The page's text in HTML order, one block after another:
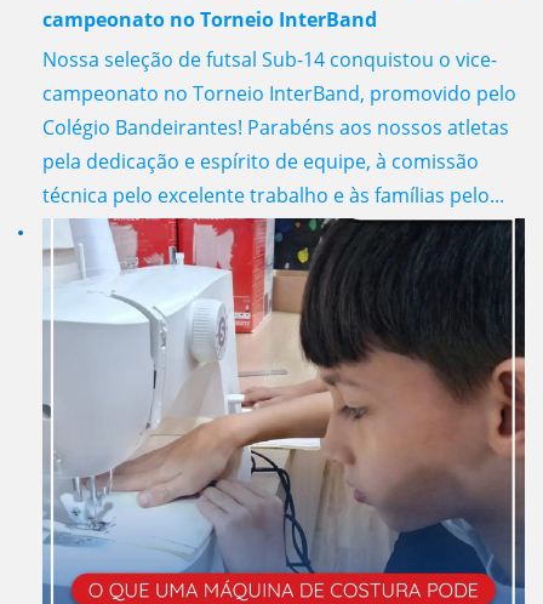
campeonato no Torneio InterBand
Nossa seleção de futsal Sub-14 conquistou o vice-
campeonato no Torneio InterBand, promovido pelo
Colégio Bandeirantes! Parabéns aos nossos atletas
pela dedicação e espírito de equipe, à comissão
técnica pelo excelente trabalho e às famílias pelo...